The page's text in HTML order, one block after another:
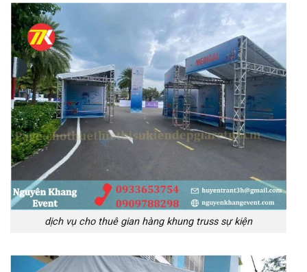
dịch vụ cho thuê gian hàng khung truss sự kiện